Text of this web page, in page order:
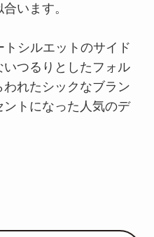
います。
シルエットのサイド
つるりとしたフォル
れたシックなブラン
ントになった人気のデ